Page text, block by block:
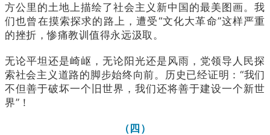
方公里的土地上描绘了社会主义新中国的最美图画。我
们也曾在摸索探求的路上，遭受“文化大革命”这样严重
的挫折，惨痛教训值得永远汲取。
无论平坦还是崎岖，无论阳光还是风雨，党领导人民探
索社会主义道路的脚步始终向前。历史已经证明：“我们
不但善于破坏一个旧世界，我们还将善于建设一个新世
界”！
（四）